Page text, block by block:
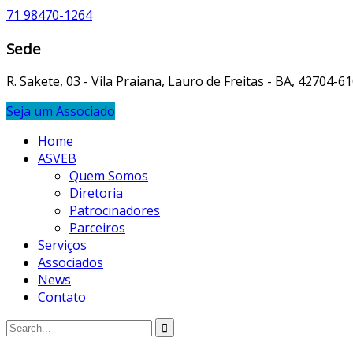
71 98470-1264
Sede
R. Sakete, 03 - Vila Praiana, Lauro de Freitas - BA, 42704-
Seja um Associado
Home
ASVEB
Quem Somos
Diretoria
Patrocinadores
Parceiros
Serviços
Associados
News
Contato